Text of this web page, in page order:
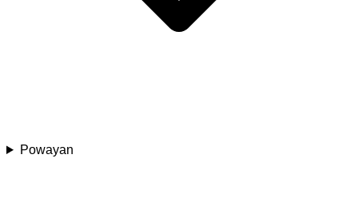
Powayan